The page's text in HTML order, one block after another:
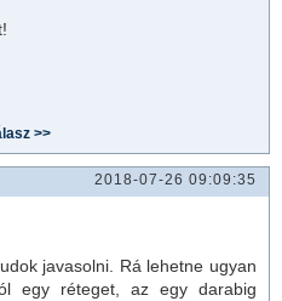
2018-07-26 09:09:35
javasolni. Rá lehetne ugyan
egy réteget, az egy darabig